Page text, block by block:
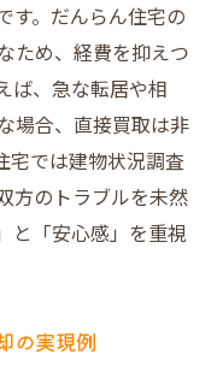
す。だんらん住宅の
ため、経費を抑えつ
ば、急な転居や相
場合、直接買取は非
宅では建物状況調査
方のトラブルを未然
と「安心感」を重視
の実現例